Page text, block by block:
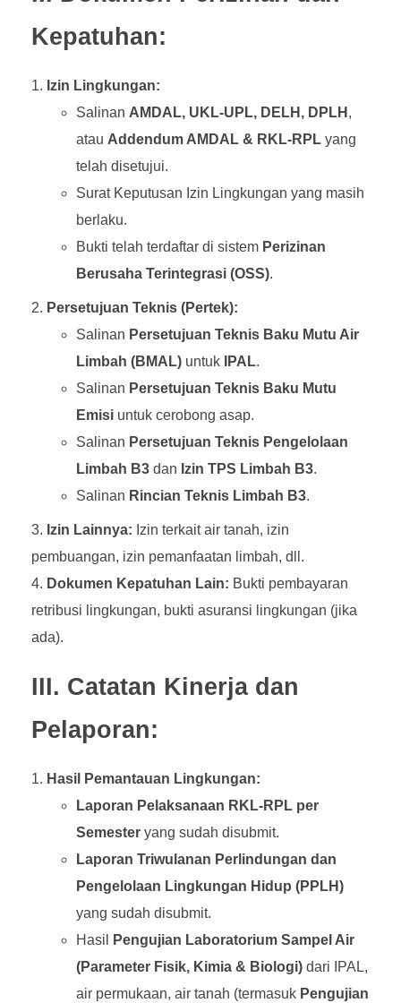
Kepatuhan:
Izin Lingkungan:
Salinan AMDAL, UKL-UPL, DELH, DPLH ,
atau Addendum AMDAL & RKL-RPLyang
telah disetujui.
Surat Keputusan Izin Lingkungan yang masih
berlaku.
Bukti telah terdaftar di sistem Perizinan
Berusaha Terintegrasi (OSS).
Persetujuan Teknis (Pertek):
Salinan Persetujuan Teknis Baku Mutu Air
Limbah (BMAL)untuk IPAL.
Salinan Persetujuan Teknis Baku Mutu
Emisiuntuk cerobong asap.
Salinan Persetujuan Teknis Pengelolaan
Limbah B3dan Izin TPS Limbah B3.
Salinan Rincian Teknis Limbah B3.
Izin Lainnya: Izin terkait air tanah, izin
pembuangan, izin pemanfaatan limbah, dll.
Dokumen Kepatuhan Lain: Bukti pembayaran
retribusi lingkungan, bukti asuransi lingkungan (jika
ada).
III. Catatan Kinerja dan
Pelaporan:
Hasil Pemantauan Lingkungan:
Laporan Pelaksanaan RKL-RPL per
Semesteryang sudah disubmit.
Laporan Triwulanan Perlindungan dan
Pengelolaan Lingkungan Hidup (PPLH)
yang sudah disubmit.
Hasil
Pengujian Laboratorium Sampel Air
(Parameter Fisik, Kimia & Biologi)dari IPAL,
air permukaan, air tanah (termasuk Pengujian